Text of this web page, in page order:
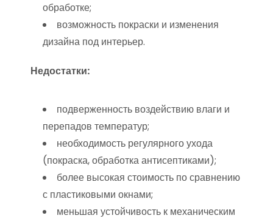
обработке;
возможность покраски и изменения
дизайна под интерьер.
Недостатки:
подверженность воздействию влаги и
перепадов температур;
необходимость регулярного ухода
(покраска, обработка антисептиками);
более высокая стоимость по сравнению
с пластиковыми окнами;
меньшая устойчивость к механическим